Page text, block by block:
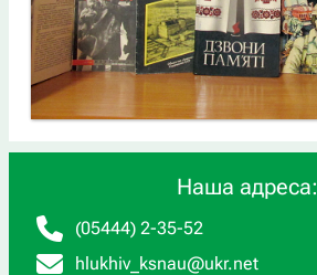
Наша адреса:
(05444) 2-35-52
hlukhiv_ksnau@ukr.net